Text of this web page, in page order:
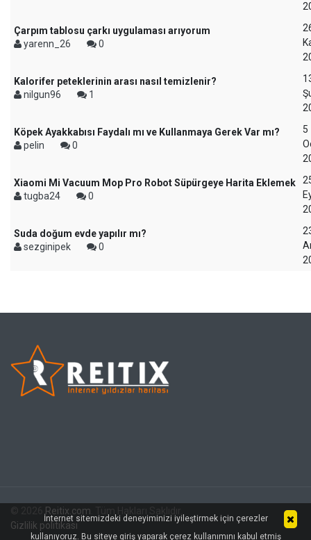
Çarpım tablosu çarkı uygulaması arıyorum
yarenn_26
0
Kalorifer peteklerinin arası nasıl temizlenir?
nilgun96
1
Köpek Ayakkabısı Faydalı mı ve Kullanmaya Gerek Var mı?
pelin
0
5
Xiaomi Mi Vacuum Mop Pro Robot Süpürgeye Harita Eklemek
tugba24
0
Suda doğum evde yapılır mı?
sezginipek
0
Reitix.com
Gizlilik politikası
İnternet sitemizdeki deneyiminizi iyileştirmek için çerezler
kullanıyoruz. Bu siteye giriş yaparak çerez kullanımını kabul etmiş